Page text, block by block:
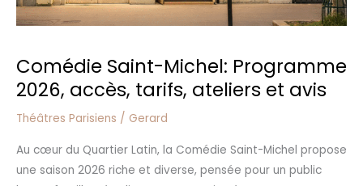
Comédie Saint-Michel: Programme
2026, accès, tarifs, ateliers et avis
Théâtres Parisiens / Gerard
Au cœur du Quartier Latin, la Comédie Saint-Michel propose
une saison 2026 riche et diverse, pensée pour un public